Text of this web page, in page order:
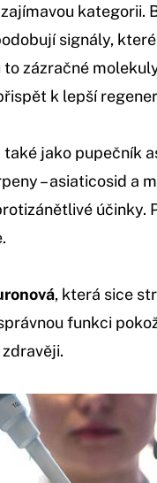
kategorii.
signály,
zázračné
k lepší
také jako pupečník
– asiaticosid a
účinky.
, která sice
funkci